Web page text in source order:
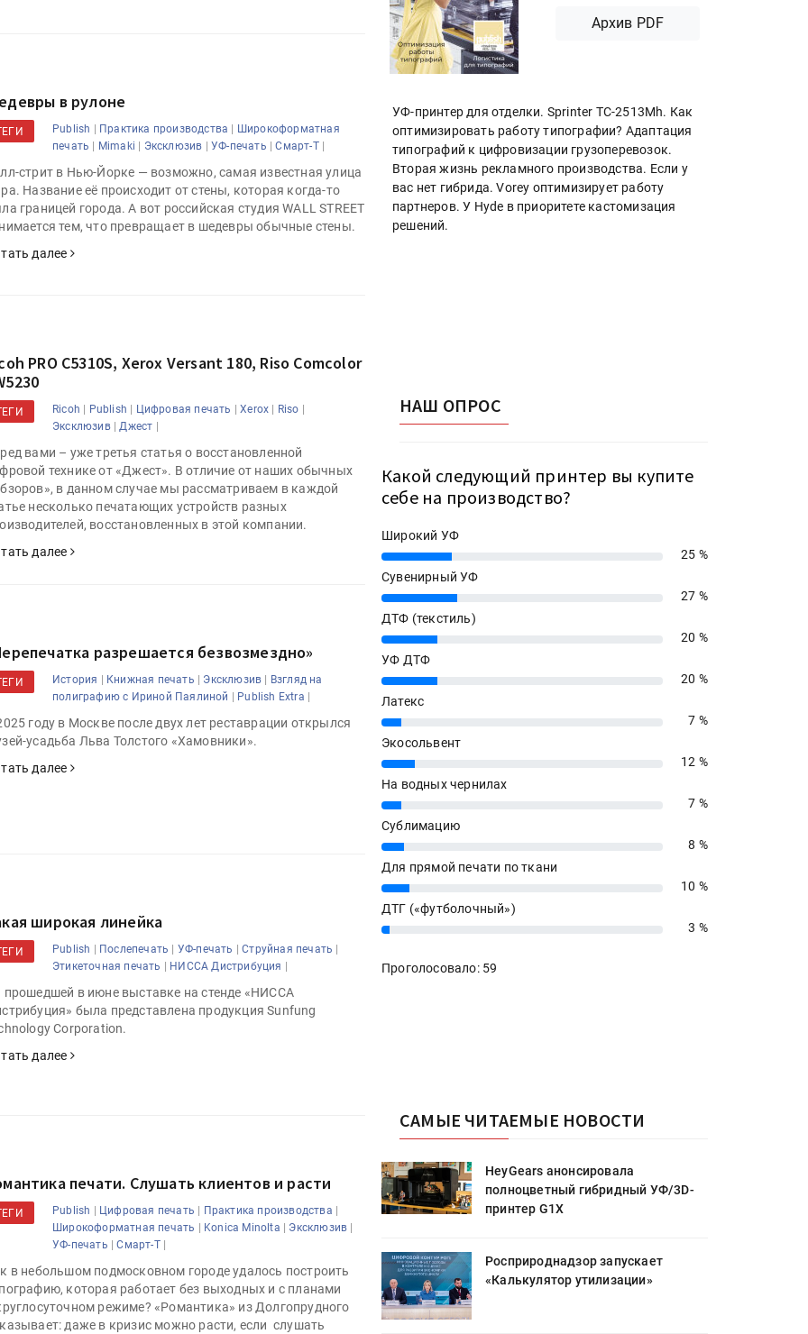
в рулоне
Publish | Практика производства | Широкоформатная
печать | Mimaki | Эксклюзив |УФ-печать |Смарт-Т|
стрит в Нью-Йорке — возможно, самая известная улица
Название её происходит от стены, которая когда-то
границей города. А вот российская студия WALL STREET
тем, что превращает в шедевры обычные стены.
далее
PRO C5310S, Xerox Versant 180, Riso Comcolor
Ricoh | Publish | Цифровая печать |Xerox | Riso |
Эксклюзив| Джест |
вами – уже третья статья о восстановленной
технике от «Джест». В отличие от наших обычных
в данном случае мы рассматриваем в каждой
несколько печатающих устройств разных
восстановленных в этой компании.
далее
разрешается безвозмездно»
История | Книжная печать | Эксклюзив | Взгляд на
полиграфию с Ириной Паялиной | Publish Extra |
году в Москве после двух лет реставрации открылся
усадьба Льва Толстого «Хамовники».
далее
широкая линейка
Publish | Послепечать | УФ-печать |Струйная печать |
Этикеточная печать | НИССА Дистрибуция |
прошедшей в июне выставке на стенде «НИССА
была представлена продукция Sunfung
Corporation.
далее
печати. Слушать клиентов и расти
Publish | Цифровая печать | Практика производства |
Широкоформатная печать | Konica Minolta | Эксклюзив |
УФ-печать |Смарт-Т|
в небольшом подмосковном городе удалось построить
которая работает без выходных и с планами
режиме? «Романтика» из Долгопрудного
даже в кризис можно расти, если слушать
Архив PDF
УФ-принтер для отделки. Sprinter ТС-2513Mh. Как
оптимизировать работу типографии? Адаптация
типографий к цифровизации грузоперевозок.
Вторая жизнь рекламного производства. Если у
вас нет гибрида. Vorey оптимизирует работу
партнеров. У Hyde в приоритете кастомизация
решений.
НАШ ОПРОС
Какой следующий принтер вы купите
себе на производство?
Широкий УФ
25%
25 %
Сувенирный УФ
27%
27 %
ДТФ (текстиль)
20%
20 %
УФ ДТФ
20%
20 %
Латекс
7%
7 %
Экосольвент
12%
12 %
На водных чернилах
7%
7 %
Сублимацию
8%
8 %
Для прямой печати по ткани
10%
10 %
ДТГ («футболочный»)
3% 3 %
Проголосовало: 59
САМЫЕ ЧИТАЕМЫЕ НОВОСТИ
3D-
полноцветный гибридный УФ/3D-
принтер G1X
«Калькулятор утилизации»
HeyGears анонсировала
полноцветный гибридный УФ/3D-
принтер G1X
Росприроднадзор запускает
«Калькулятор утилизации»